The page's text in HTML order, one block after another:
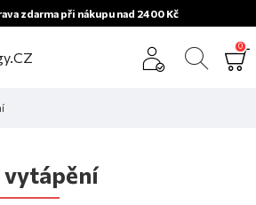
zdarma při nákupu nad 2400 Kč
0
vytápění